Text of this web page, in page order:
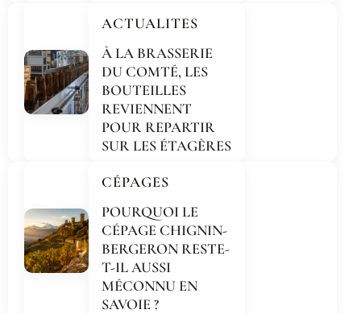
ACTUALITES
À LA BRASSERIE
DU COMTÉ, LES
BOUTEILLES
REVIENNENT
POUR REPARTIR
SUR LES ÉTAGÈRES
CÉPAGES
POURQUOI LE
CÉPAGE CHIGNIN-
BERGERON RESTE-
T-IL AUSSI
MÉCONNU EN
SAVOIE ?